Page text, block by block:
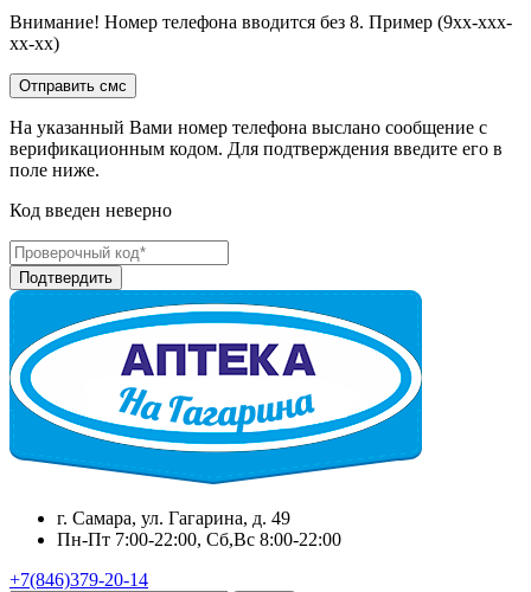
Внимание! Номер телефона вводится без 8. Пример (9хх-ххх-
хх-хх)
На указанный Вами номер телефона выслано сообщение с
верификационным кодом. Для подтверждения введите его в
поле ниже.
Код введен неверно
г. Самара, ул. Гагарина, д. 49
Пн-Пт 7:00-22:00, Сб,Вс 8:00-22:00
+7(846)379-20-14